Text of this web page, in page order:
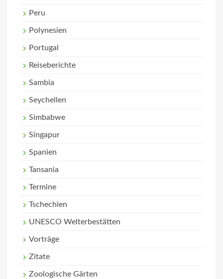
Peru
Polynesien
Portugal
Reiseberichte
Sambia
Seychellen
Simbabwe
Singapur
Spanien
Tansania
Termine
Tschechien
UNESCO Welterbestätten
Vorträge
Zitate
Zoologische Gärten